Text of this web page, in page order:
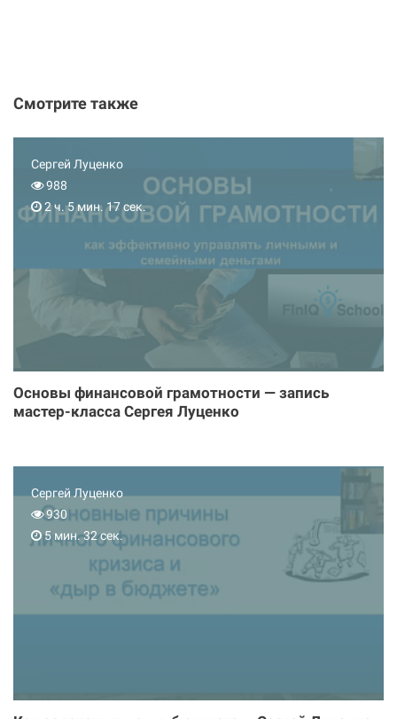
Смотрите также
Сергей Луценко
988
2 ч. 5 мин. 17 сек.
Основы финансовой грамотности — запись
мастер-класса Сергея Луценко
Сергей Луценко
930
5 мин. 32 сек.